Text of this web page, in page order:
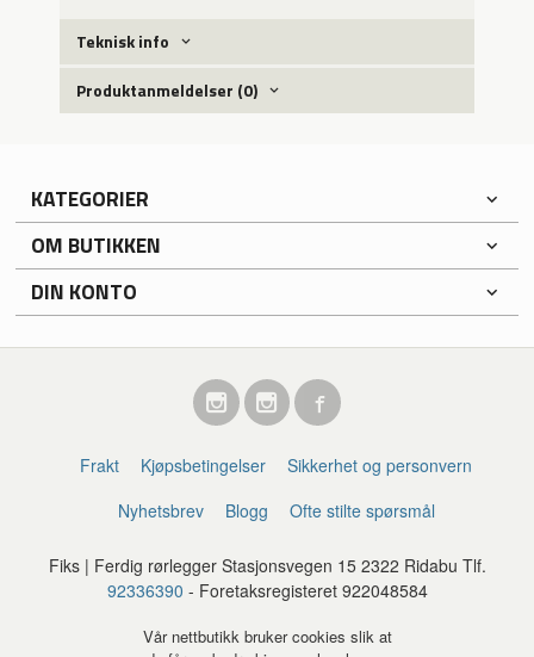
Teknisk info
Produktanmeldelser (0)
KATEGORIER
OM BUTIKKEN
DIN KONTO
Frakt Kjøpsbetingelser
Sikkerhet og personvern
Nyhetsbrev
Blogg Ofte stilte spørsmål
Fiks | Ferdig rørlegger Stasjonsvegen 15 2322 Ridabu Tlf.
92336390 - Foretaksregisteret 922048584
Vår nettbutikk bruker cookies slik at